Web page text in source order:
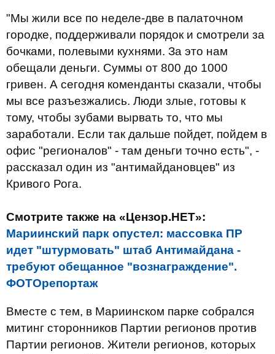
"Мы жили все по неделе-две в палаточном
городке, поддерживали порядок и смотрели за
бочками, полевыми кухнями. За это нам
обещали деньги. Суммы от 800 до 1000
гривен. А сегодня коменданты сказали, чтобы
мы все разъезжались. Люди злые, готовы к
тому, чтобы зубами вырвать то, что мы
заработали. Если так дальше пойдет, пойдем в
офис "регионалов" - там деньги точно есть", -
рассказал один из "антимайдановцев" из
Кривого Рога.
Смотрите также на «Цензор.НЕТ»:
Мариинский парк опустел: массовка ПР
идет "штурмовать" штаб Антимайдана -
требуют обещанное "вознаграждение".
ФОТОрепортаж
Вместе с тем, в Мариинском парке собрался
митинг сторонников Партии регионов против
Партии регионов. Жители регионов, которых